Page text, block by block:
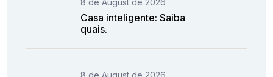
8 de August de 2026
Casa inteligente: Saiba
quais.